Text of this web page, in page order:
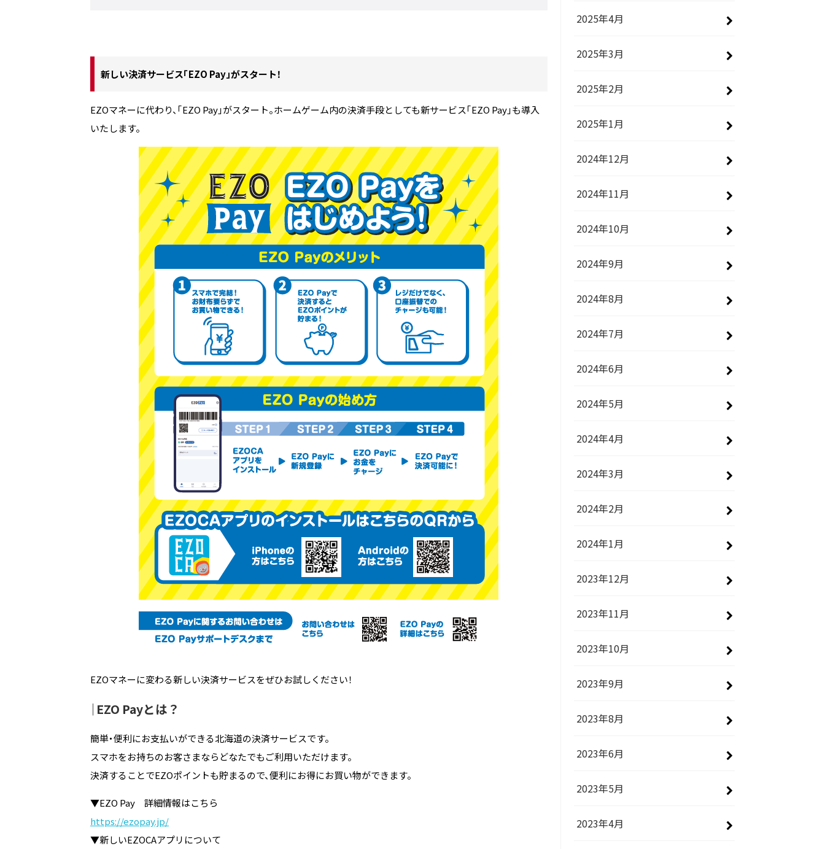
新しい決済サービス「EZO Pay」がスタート！
EZOマネーに代わり、「EZO Pay」がスタート。ホームゲーム内の決済手段としても新サービス「EZO Pay」も導入
いたします。
EZOマネーに変わる新しい決済サービスをぜひお試しください！
｜EZO Payとは？
簡単・便利にお支払いができる北海道の決済サービスです。
スマホをお持ちのお客さまならどなたでもご利用いただけます。
決済することでEZOポイントも貯まるので、便利にお得にお買い物ができます。
▼EZO Pay 詳細情報はこちら
https://ezopay.jp/
▼新しいEZOCAアプリについて
2025年4月
2025年3月
2025年2月
2025年1月
2024年12月
2024年11月
2024年10月
2024年9月
2024年8月
2024年7月
2024年6月
2024年5月
2024年4月
2024年3月
2024年2月
2024年1月
2023年12月
2023年11月
2023年10月
2023年9月
2023年8月
2023年6月
2023年5月
2023年4月